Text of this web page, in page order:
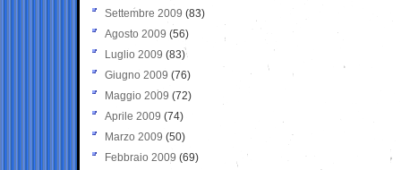
Settembre 2009 (83)
Agosto 2009 (56)
Luglio 2009 (83)
Giugno 2009 (76)
Maggio 2009 (72)
Aprile 2009 (74)
Marzo 2009 (50)
Febbraio 2009 (69)